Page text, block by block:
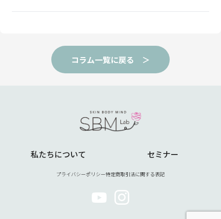
コラム一覧に戻る ＞
私たちについて セミナー
プライバシーポリシー特定商取引法に関する表記